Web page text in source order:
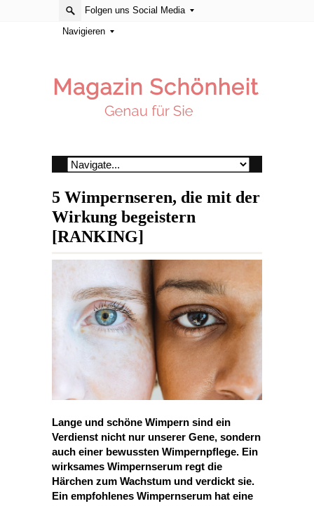
Folgen uns Social Media
Navigieren
5 Wimpernseren, die mit der
Wirkung begeistern
[RANKING]
Lange und schöne Wimpern sind ein
Verdienst nicht nur unserer Gene, sondern
auch einer bewussten Wimpernpflege. Ein
wirksames Wimpernserum regt die
Härchen zum Wachstum und verdickt sie.
Ein empfohlenes Wimpernserum hat eine